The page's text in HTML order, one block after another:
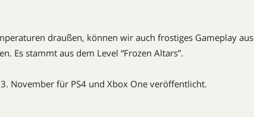
draußen, können wir auch frostiges Gameplay aus
Es stammt aus dem Level “Frozen Altars”.
November für PS4 und Xbox One veröffentlicht.